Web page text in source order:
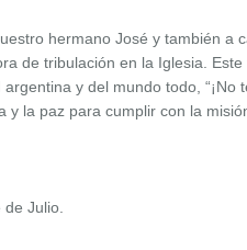
hermano José y también a
de tribulación en la Iglesia.
y del mundo todo, “¡No
y la paz para cumplir con la
Julio.